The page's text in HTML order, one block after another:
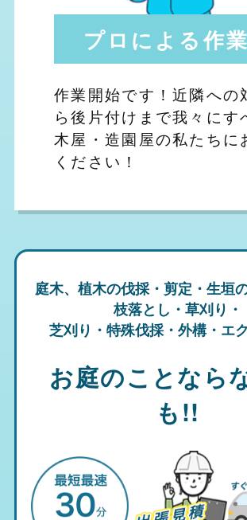
プロによる作業
作業開始です！近隣への
ら後片付けまで我々にす
木屋・造園屋の私たちに
ください！
庭木、植木の伐採・剪定・生垣
枝落とし・草刈り・
芝刈り・特殊伐採・外構・エ
お庭のことなら
も!!